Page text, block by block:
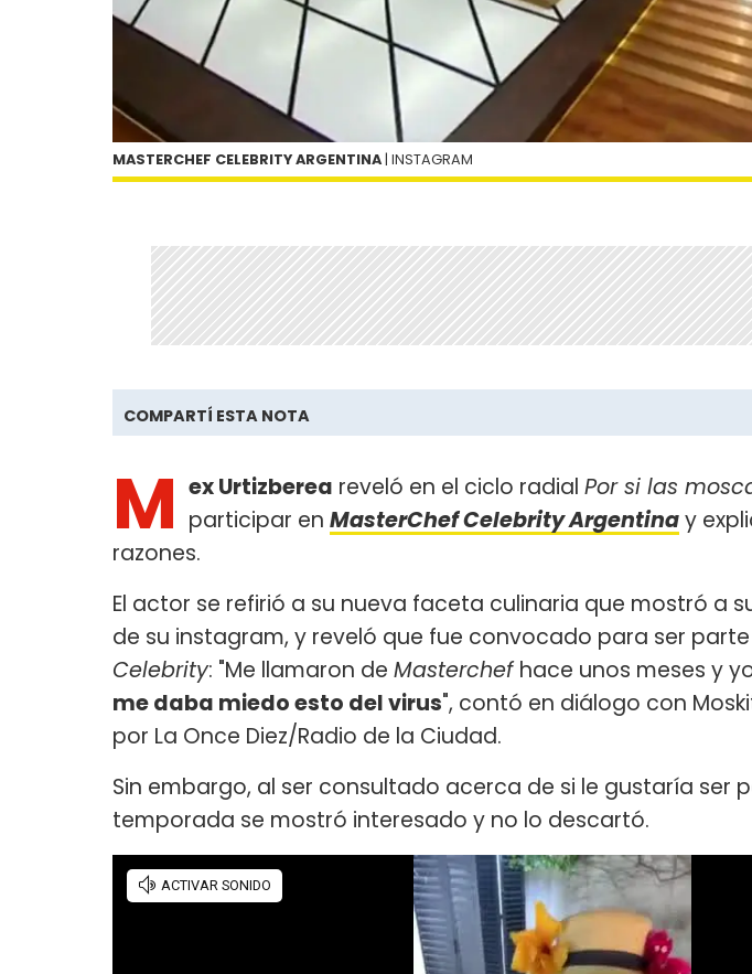
MASTERCHEF CELEBRITY ARGENTINA | INSTAGRAM
COMPARTÍ ESTA NOTA
M ex Urtizberea reveló en el ciclo radial Por si las
participar en MasterChef Celebrity Argentinay
razones.
El actor se refirió a su nueva faceta culinaria que mostró a
de su instagram, y reveló que fue convocado para ser
Celebrity: "Me llamaron de Masterchefhace unos meses y
me daba miedo esto del virus", contó en diálogo con
por La Once Diez/Radio de la Ciudad.
Sin embargo, al ser consultado acerca de si le gustaría ser
temporada se mostró interesado y no lo descartó.